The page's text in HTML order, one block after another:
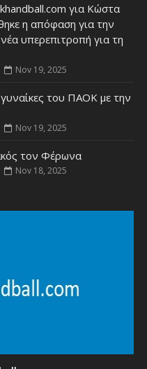
για Κώστα
η απόφαση για την
υπερεπιτροπή για τη
Nov 19, 2025
γυναίκες του ΠΑΟΚ με την
Nov 19, 2025
τον Φέρωνα
Nov 18, 2025